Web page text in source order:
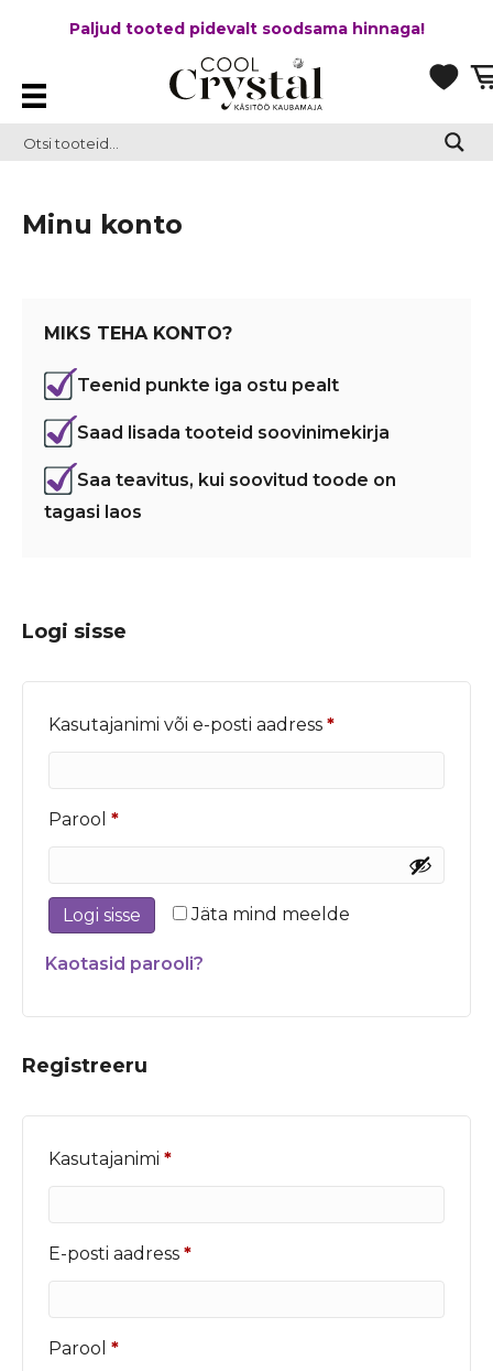
Paljud tooted pidevalt soodsama hinnaga!
Minu konto
MIKS TEHA KONTO?
Teenid punkte iga ostu pealt
Saad lisada tooteid soovinimekirja
Saa teavitus, kui soovitud toode on
tagasi laos
Logi sisse
Kasutajanimi või e-posti aadress *Nõutud
Parool *Nõutud
Jäta mind meelde
Logi sisse
Kaotasid parooli?
Registreeru
Kasutajanimi *Nõutud
E-posti aadress *Nõutud
Parool *Nõutud